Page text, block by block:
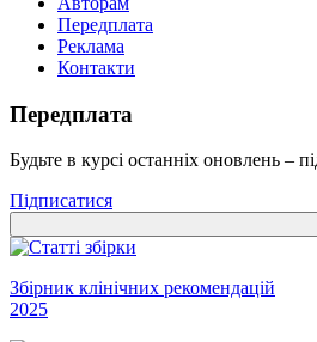
Передплата
Реклама
Контакти
Передплата
Будьте в курсі останніх оновлень –
Підписатися
Збірник клінічних рекомендацій
2025